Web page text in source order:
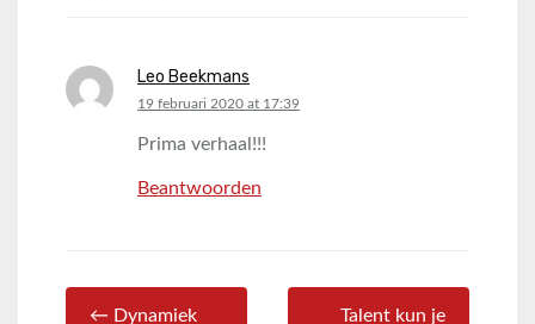
Leo Beekmans
says:
19 februari 2020 at 17:39
Prima verhaal!!!
Beantwoorden
← Dynamiek
Talent kun je